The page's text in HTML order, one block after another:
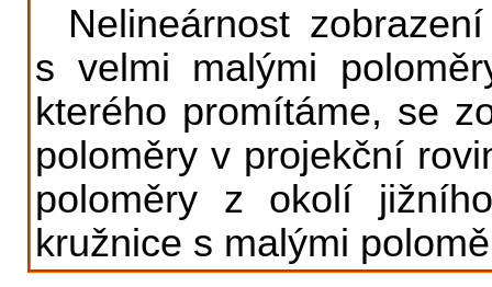
Nelineárnost
s velmi malými
kterého promítáme, se
poloměry v projekční
poloměry z okolí
kružnice s malými